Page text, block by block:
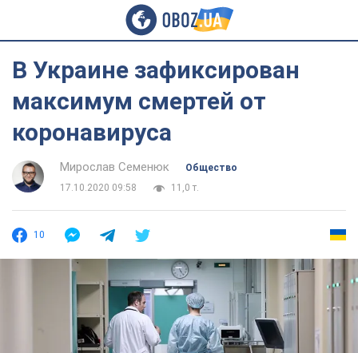
В Украине зафиксирован
максимум смертей от
коронавируса
Мирослав Семенюк
Общество
17.10.2020 09:58
11,0 т.
10